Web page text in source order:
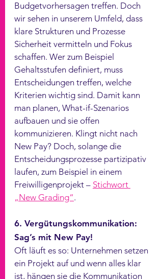
Budgetvorhersagen treffen. Doch
wir sehen in unserem Umfeld, dass
klare Strukturen und Prozesse
Sicherheit vermitteln und Fokus
schaffen. Wer zum Beispiel
Gehaltsstufen definiert, muss
Entscheidungen treffen, welche
Kriterien wichtig sind. Damit kann
man planen, What-if-Szenarios
aufbauen und sie offen
kommunizieren. Klingt nicht nach
New Pay? Doch, solange die
Entscheidungsprozesse partizipativ
laufen, zum Beispiel in einem
Freiwilligenprojekt – Stichwort
„New Grading“.
6. Vergütungskommunikation:
Sag’s mit New Pay!
Oft läuft es so: Unternehmen setzen
ein Projekt auf und wenn alles klar
ist, hängen sie die Kommunikation